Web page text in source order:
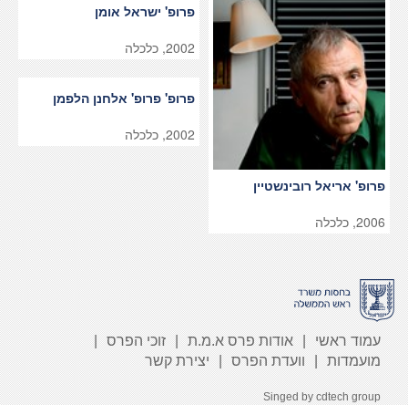
פרופ' אריאל רובינשטיין
2006, כלכלה
פרופ' ישראל אומן
2002, כלכלה
פרופ' פרופ' אלחנן הלפמן
2002, כלכלה
עמוד ראשי אודות פרס א.מ.ת
זוכי הפרס
מועמדות
וועדת הפרס יצירת קשר
Singed bycdtech group